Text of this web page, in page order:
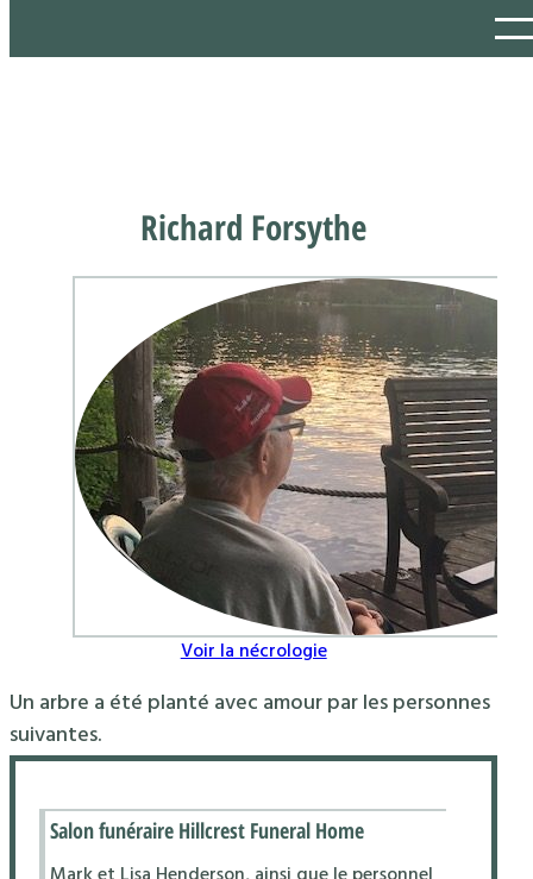
Richard Forsythe
Voir la nécrologie
Un arbre a été planté avec amour par les personnes
suivantes.
Salon funéraire Hillcrest Funeral Home